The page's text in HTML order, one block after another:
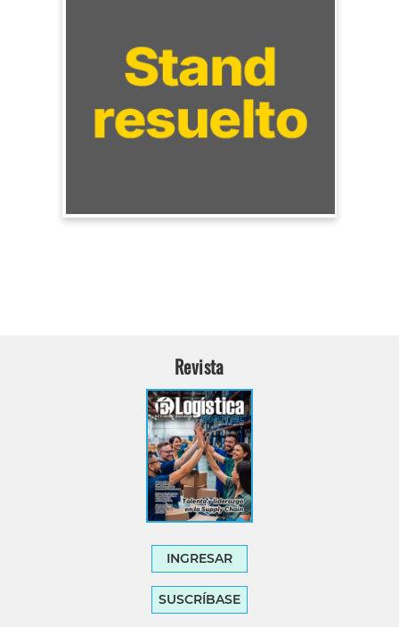
Revista
INGRESAR
SUSCRÍBASE